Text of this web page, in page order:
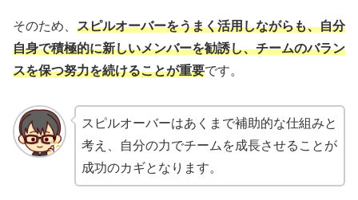
そのため、 スピルオーバーをうまく活用しながらも、自分
自身で積極的に新しいメンバーを勧誘し、チームのバラン
スを保つ努力を続けることが重要です。
スピルオーバーはあくまで補助的な仕組みと
考え、自分の力でチームを成長させることが
成功のカギとなります。